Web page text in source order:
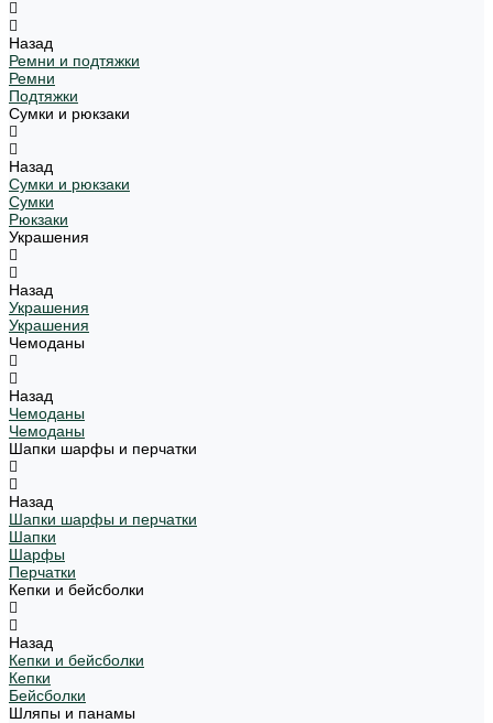
Назад
Ремни и подтяжки
Ремни
Подтяжки
Сумки и рюкзаки
Назад
Сумки и рюкзаки
Сумки
Рюкзаки
Украшения
Назад
Украшения
Украшения
Чемоданы
Назад
Чемоданы
Чемоданы
Шапки шарфы и перчатки
Назад
Шапки шарфы и перчатки
Шапки
Шарфы
Перчатки
Кепки и бейсболки
Назад
Кепки и бейсболки
Кепки
Бейсболки
Шляпы и панамы